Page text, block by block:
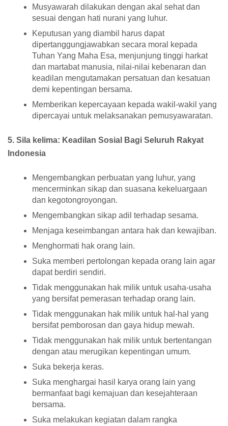
Musyawarah dilakukan dengan akal sehat dan
sesuai dengan hati nurani yang luhur.
Keputusan yang diambil harus dapat
dipertanggungjawabkan secara moral kepada
Tuhan Yang Maha Esa, menjunjung tinggi harkat
dan martabat manusia, nilai-nilai kebenaran dan
keadilan mengutamakan persatuan dan kesatuan
demi kepentingan bersama.
Memberikan kepercayaan kepada wakil-wakil yang
dipercayai untuk melaksanakan pemusyawaratan.
5. Sila kelima: Keadilan Sosial Bagi Seluruh Rakyat
Indonesia
Mengembangkan perbuatan yang luhur, yang
mencerminkan sikap dan suasana kekeluargaan
dan kegotongroyongan.
Mengembangkan sikap adil terhadap sesama.
Menjaga keseimbangan antara hak dan kewajiban.
Menghormati hak orang lain.
Suka memberi pertolongan kepada orang lain agar
dapat berdiri sendiri.
Tidak menggunakan hak milik untuk usaha-usaha
yang bersifat pemerasan terhadap orang lain.
Tidak menggunakan hak milik untuk hal-hal yang
bersifat pemborosan dan gaya hidup mewah.
Tidak menggunakan hak milik untuk bertentangan
dengan atau merugikan kepentingan umum.
Suka bekerja keras.
Suka menghargai hasil karya orang lain yang
bermanfaat bagi kemajuan dan kesejahteraan
bersama.
Suka melakukan kegiatan dalam rangka